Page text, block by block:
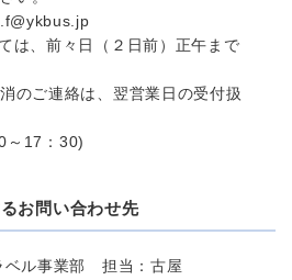
は、前々日（２日前）正午まで
のご連絡は、翌営業日の受付扱
～17：30)
お問い合わせ先
ベル事業部 担当：古屋